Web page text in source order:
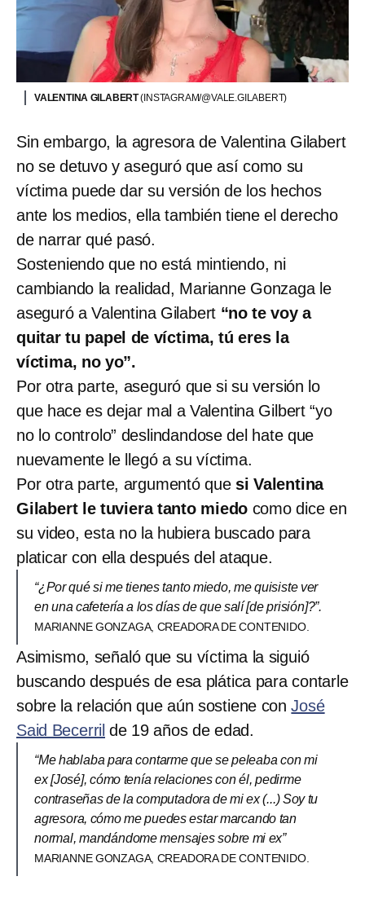
VALENTINA GILABERT(INSTAGRAM/@VALE.GILABERT)
Sin embargo, la agresora de Valentina Gilabert
no se detuvo y aseguró que así como su
víctima puede dar su versión de los hechos
ante los medios, ella también tiene el derecho
de narrar qué pasó.
Sosteniendo que no está mintiendo, ni
cambiando la realidad, Marianne Gonzaga le
aseguró a Valentina Gilabert “no te voy a
quitar tu papel de víctima, tú eres la
víctima, no yo”.
Por otra parte, aseguró que si su versión lo
que hace es dejar mal a Valentina Gilbert “yo
no lo controlo” deslindandose del hate que
nuevamente le llegó a su víctima.
Por otra parte, argumentó que si Valentina
Gilabert le tuviera tanto miedo como dice en
su video, esta no la hubiera buscado para
platicar con ella después del ataque.
“¿Por qué si me tienes tanto miedo, me quisiste ver
en una cafetería a los días de que salí [de prisión]?”.
MARIANNE GONZAGA, CREADORA DE CONTENIDO.
Asimismo, señaló que su víctima la siguió
buscando después de esa plática para contarle
sobre la relación que aún sostiene conJosé
Said Becerril de 19 años de edad.
“Me hablaba para contarme que se peleaba con mi
ex [José], cómo tenía relaciones con él, pedirme
contraseñas de la computadora de mi ex (...) Soy tu
agresora, cómo me puedes estar marcando tan
normal, mandándome mensajes sobre mi ex”
MARIANNE GONZAGA, CREADORA DE CONTENIDO.